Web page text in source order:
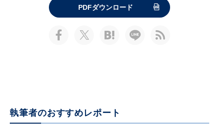
PDFダウンロード
執筆者のおすすめレポート